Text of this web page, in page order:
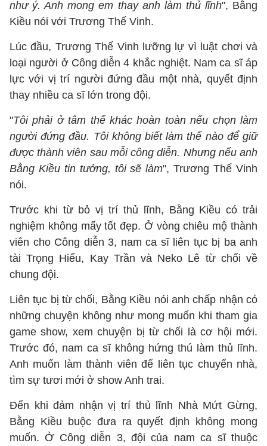
như ý. Anh mong em thay anh làm thủ lĩnh", Bằng
Kiều nói với Trương Thế Vinh.
Lúc đầu, Trương Thế Vinh lưỡng lự vì luật chơi và
loại người ở Công diễn 4 khắc nghiệt. Nam ca sĩ áp
lực với vị trí người đứng đầu một nhà, quyết định
thay nhiều ca sĩ lớn trong đội.
"Tôi phải ở tâm thế khác hoàn toàn nếu chọn làm
người đứng đầu. Tôi không biết làm thế nào để giữ
được thành viên sau mỗi công diễn. Nhưng nếu anh
Bằng Kiều tin tưởng, tôi sẽ làm", Trương Thế Vinh
nói.
Trước khi từ bỏ vị trí thủ lĩnh, Bằng Kiều có trải
nghiệm không mấy tốt đẹp. Ở vòng chiêu mộ thành
viên cho Công diễn 3, nam ca sĩ liên tục bị ba anh
tài Trọng Hiếu, Kay Trần và Neko Lê từ chối về
chung đội.
Liên tục bị từ chối, Bằng Kiều nói anh chấp nhận có
những chuyện không như mong muốn khi tham gia
game show, xem chuyện bị từ chối là cơ hội mới.
Trước đó, nam ca sĩ không hứng thú làm thủ lĩnh.
Anh muốn làm thành viên để liên tục chuyển nhà,
tìm sự tươi mới ở show Anh trai.
Đến khi đảm nhận vị trí thủ lĩnh Nhà Mứt Gừng,
Bằng Kiều buộc đưa ra quyết định không mong
muốn. Ở Công diễn 3, đội của nam ca sĩ thuộc